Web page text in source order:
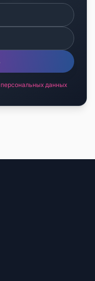
персональных данных